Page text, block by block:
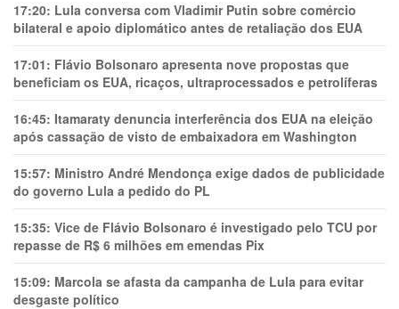
17:20: Lula conversa com Vladimir Putin sobre comércio
bilateral e apoio diplomático antes de retaliação dos EUA
17:01: Flávio Bolsonaro apresenta nove propostas que
beneficiam os EUA, ricaços, ultraprocessados e petrolíferas
16:45: Itamaraty denuncia interferência dos EUA na eleição
após cassação de visto de embaixadora em Washington
15:57: Ministro André Mendonça exige dados de publicidade
do governo Lula a pedido do PL
15:35: Vice de Flávio Bolsonaro é investigado pelo TCU por
repasse de R$ 6 milhões em emendas Pix
15:09: Marcola se afasta da campanha de Lula para evitar
desgaste político